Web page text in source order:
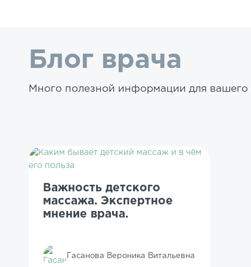
Блог врача
Много полезной информации для вашего
Важность детского
массажа. Экспертное
мнение врача.
Гасанова Вероника Витальевна